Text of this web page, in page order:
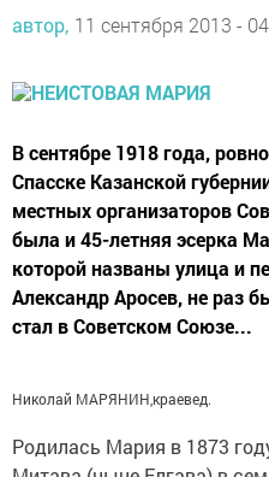
автор, 11 сентября 2013 -
В сентябре 1918 года,
Спасске Казанской
местных организаторов
была и 45-летняя эсерка
которой названы улица и
Александр Аросев, не раз
стал в Советском Союзе...
Николай МАРЯНИН, краевед.
Родилась Мария в 1873